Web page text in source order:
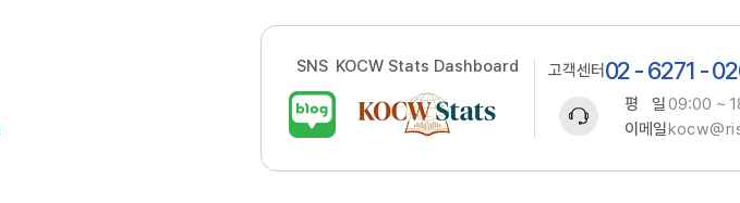
SNS KOCW Stats Dashboard 고객센터 02 - 6271 -
평 일09:00 ~
이메일